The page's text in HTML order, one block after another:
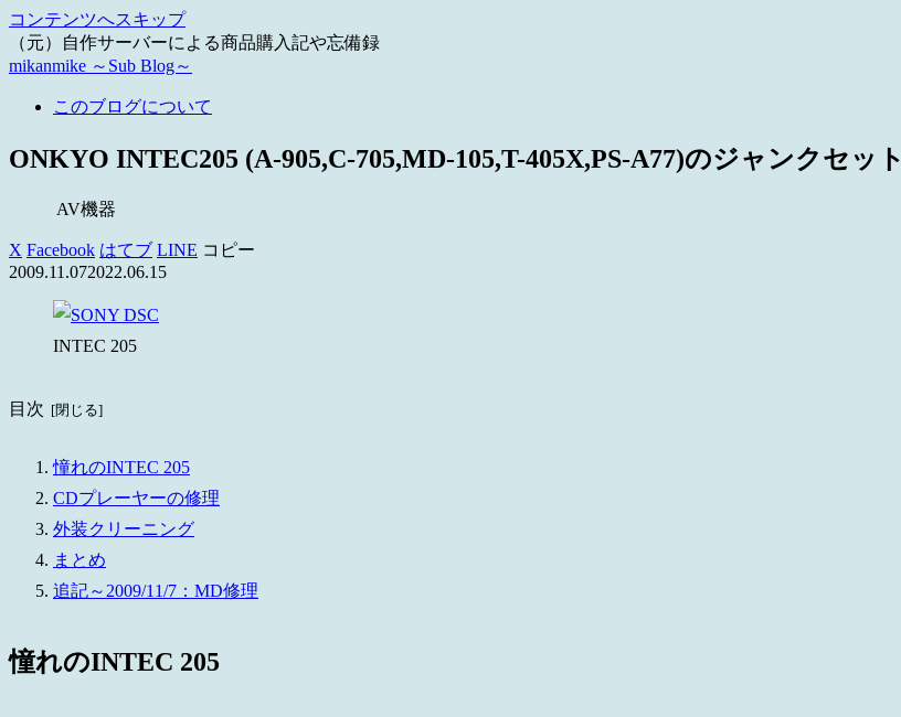
コンテンツへスキップ
（元）自作サーバーによる商品購入記や忘備録
mikanmike ～Sub Blog～
このブログについて
ONKYO INTEC205 (A-905,C-705,MD-105,T-405X,PS-A77)のジャンクセット
AV機器
X Facebook はてブ LINE コピー
2009.11.072022.06.15
INTEC 205
目次
憧れのINTEC 205
CDプレーヤーの修理
外装クリーニング
まとめ
追記～2009/11/7：MD修理
憧れのINTEC 205